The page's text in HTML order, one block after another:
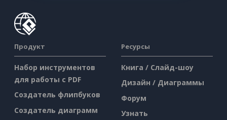
Продукт
Набор инструментов
для работы с PDF
Создатель флипбуков
Создатель диаграмм
Ресурсы
Книга / Слайд-шоу
Дизайн / Диаграммы
Форум
Узнать